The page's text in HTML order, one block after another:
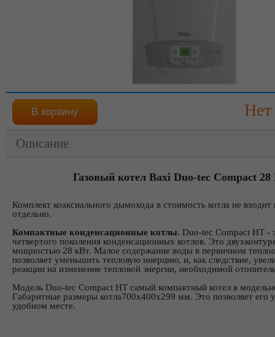
Нет
Описание
Газовый котел Baxi Duo-tec Compact 28
Комплект коаксиального дымохода в стоимость котла не входит
отдельно.
Компактные конденсационные котлы. Duo-tec Compact HT -
четвертого поколения конденсационных котлов. Это
мощностью 28 кВт. Малое содержание воды в первичном
позволяет уменьшить тепловую инерцию, и, как следствие,
реакции на изменение тепловой энергии, необходимой
Модель Duo-tec Compact HT самый компактный котел в
Габаритные размеры котла700х400х299 мм. Это позволяет его
удобном месте.